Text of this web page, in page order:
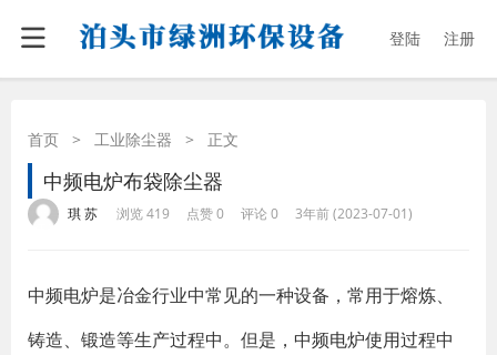
登陆 注册
首页 > 工业除尘器 > 正文
中频电炉布袋除尘器
琪 苏 浏览 419 点赞 0 评论 0 3年前 (2023-07-01)
中频电炉是冶金行业中常见的一种设备，常用于熔炼、
铸造、锻造等生产过程中。但是，中频电炉使用过程中